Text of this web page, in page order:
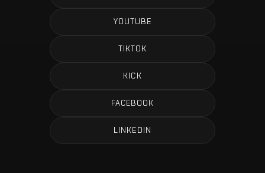
YOUTUBE
TIKTOK
KICK
FACEBOOK
LINKEDIN